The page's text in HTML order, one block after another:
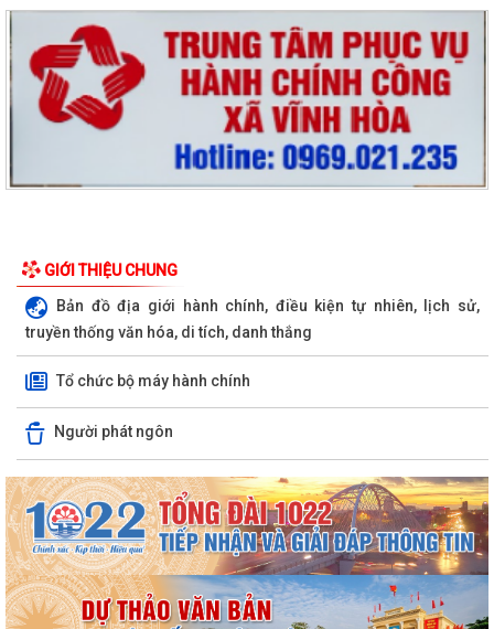
GIỚI THIỆU CHUNG
Bản đồ địa giới hành chính, điều kiện tự nhiên, lịch sử,
truyền thống văn hóa, di tích, danh thắng
Tổ chức bộ máy hành chính
Người phát ngôn
Quyết định số 3091/QĐ-UBND ngày 05/8/2026 của UBND thành phố
Về việc công bố thủ tục hành chính ban...
Quyết định số 3095/QĐ-UBND ngày 05/8/2026 của UBND thành phố
Về việc công bố danh mục thủ tục hành...